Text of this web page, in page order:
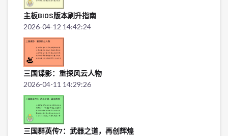
主板BIOS版本刷升指南
2026-04-12 14:42:24
三国谍影：重探风云人物
2026-04-11 14:29:26
三国群英传7：武器之道，再创辉煌